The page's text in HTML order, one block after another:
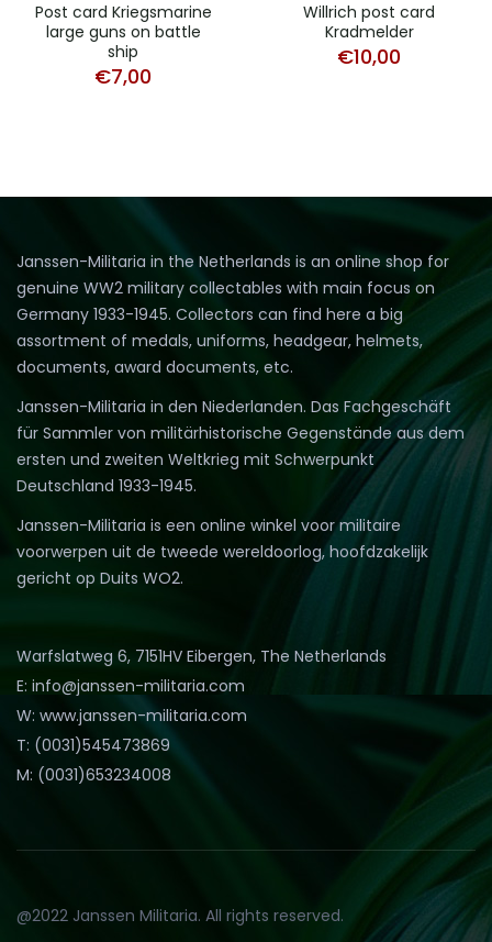
Post card Kriegsmarine
large guns on battle
ship
€7,00
Willrich post card
Kradmelder
€10,00
Janssen-Militaria in the Netherlands is an online shop for
genuine WW2 military collectables with main focus on
Germany 1933-1945. Collectors can find here a big
assortment of medals, uniforms, headgear, helmets,
documents, award documents, etc.
Janssen-Militaria in den Niederlanden. Das Fachgeschäft
für Sammler von militärhistorische Gegenstände aus dem
ersten und zweiten Weltkrieg mit Schwerpunkt
Deutschland 1933-1945.
Janssen-Militaria is een online winkel voor militaire
voorwerpen uit de tweede wereldoorlog, hoofdzakelijk
gericht op Duits WO2.
Warfslatweg 6, 7151HV Eibergen, The Netherlands
E: info@janssen-militaria.com
W: www.janssen-militaria.com
T: (0031)545473869
M: (0031)653234008
@2022 Janssen Militaria. All rights reserved.